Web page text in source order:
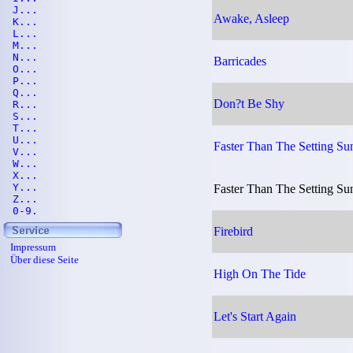
Awake, Asleep
Barricades
Don?t Be Shy
Faster Than The Setting
Faster Than The Setting
Firebird
High On The Tide
Let's Start Again
J...
K...
L...
M...
N...
O...
P...
Q...
R...
S...
T...
U...
V...
W...
X...
Y...
Z...
0-9.
Impressum
Über diese Seite